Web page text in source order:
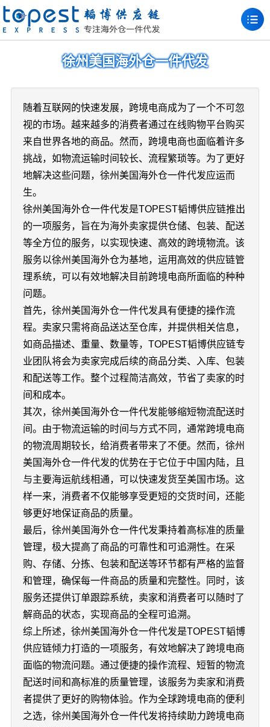
徐州美国海外仓一件代发
随着互联网的快速发展，跨境电商成为了一个不可忽
视的市场。越来越多的消费者通过在线购物平台购买
来自世界各地的商品。然而，跨境电商也面临着许多
挑战，如物流运输时间较长、流程繁琐等。为了更好
地解决这些问题，徐州美国海外仓一件代发应运而
生。
徐州美国海外仓一件代发是TOPEST韬博供应链推出
的一项服务，旨在为海外卖家提供仓储、包装、配送
等全方位的服务，以实现快速、高效的跨境物流。该
服务以徐州美国海外仓为基地，运用高效的供应链管
理系统，可以有效地解决目前跨境电商所面临的种种
问题。
首先，徐州美国海外仓一件代发具有便捷的操作流
程。卖家只需将商品送达至仓库，并提供相关信息，
如商品描述、重量、数量等，TOPEST韬博供应链专
业团队将会为卖家完成后续的商品分类、入库、包装
和配送等工作。整个过程简洁高效，节省了卖家的时
间和成本。
其次，徐州美国海外仓一件代发能够缩短物流配送时
间。由于物流运输的时间与方式不同，通常跨境电商
的物流周期较长，给消费者带来了不便。然而，徐州
美国海外仓一件代发的优势在于它位于中国内陆，且
与主要海运航线相通，可以快速发货至美国市场。这
样一来，消费者不仅能够享受更短的交货时间，还能
够更好地保证商品的质量。
最后，徐州美国海外仓一件代发秉持着高标准的质量
管理，极大提高了商品的可靠性和可追溯性。在采
购、存储、分拣、包装和配送等环节都有严格的监督
和管理，确保每一件商品的质量和完整性。同时，该
服务还提供订单跟踪系统，卖家和消费者可以随时了
解商品的状态，实现商品的全程可追溯。
综上所述，徐州美国海外仓一件代发是TOPEST韬博
供应链倾力打造的一项服务，有效地解决了跨境电商
面临的物流问题。通过便捷的操作流程、短暂的物流
配送时间和高标准的质量管理，该服务为卖家和消费
者提供了更好的购物体验。作为全球跨境电商的便利
之选，徐州美国海外仓一件代发将持续助力跨境电商